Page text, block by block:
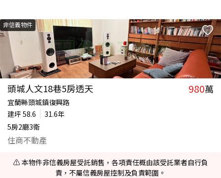
非信義物件
頭城人文18巷5房透天 980萬
宜蘭縣頭城鎮復興路
建坪 58.6
31.6年
5房2廳3衛
住商不動產
⚠️ 本物件非信義房屋受託銷售，各項責任概由該受託業者自行負
責，不屬信義房屋控制及負責範圍。